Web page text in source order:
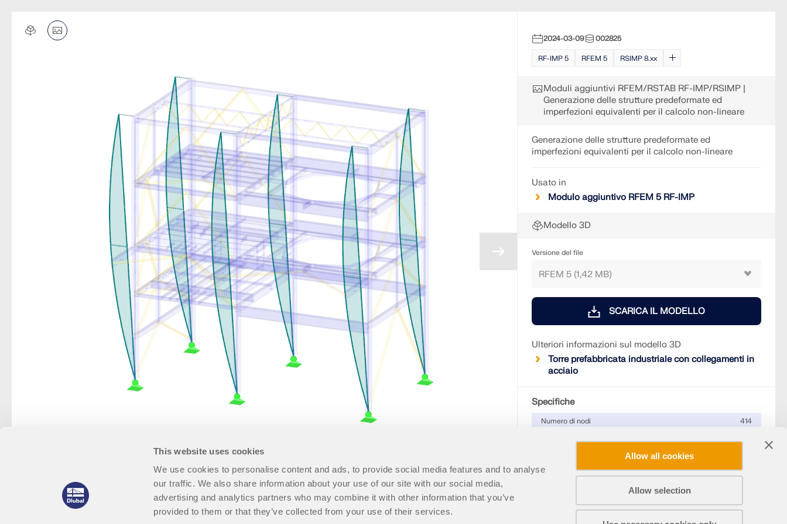
This website uses cookies
We use cookies to personalise content and ads, to provide social media features and to analyse
our traffic. We also share information about your use of our site with our social media,
advertising and analytics partners who may combine it with other information that you’ve
provided to them or that they’ve collected from your use of their services.
Allow all cookies
Allow selection
2024-03-09 002825
RF-IMP 5 RFEM 5 RSIMP 8.xx
Moduli aggiuntivi RFEM/RSTAB RF-IMP/RSIMP |
Generazione delle strutture predeformate ed
imperfezioni equivalenti per il calcolo non-lineare
Generazione delle strutture predeformate ed
imperfezioni equivalenti per il calcolo non-lineare
Usato in
Modulo aggiuntivo RFEM 5 RF-IMP
Modello 3D
Versione del file
SCARICA IL MODELLO
Ulteriori informazioni sul modello 3D
Torre prefabbricata industriale con collegamenti in
acciaio
Specifiche
Numero di nodi
414
Numero di superfici
Nr. di combinazioni di carico
134
Nr. di combinazioni di risultati